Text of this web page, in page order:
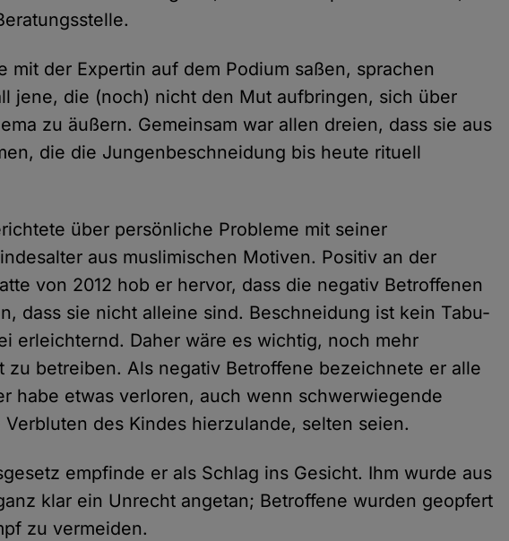
mit der Expertin auf dem Podium saßen, sprachen
jene, die (noch) nicht den Mut aufbringen, sich über
zu äußern. Gemeinsam war allen dreien, dass sie aus
die die Jungenbeschneidung bis heute rituell
über persönliche Probleme mit seiner
aus muslimischen Motiven. Positiv an der
von 2012 hob er hervor, dass die negativ Betroffenen
dass sie nicht alleine sind. Beschneidung ist kein Tabu-
erleichternd. Daher wäre es wichtig, noch mehr
zu betreiben. Als negativ Betroffene bezeichnete er alle
habe etwas verloren, auch wenn schwerwiegende
des Kindes hierzulande, selten seien.
empfinde er als Schlag ins Gesicht. Ihm wurde aus
klar ein Unrecht angetan; Betroffene wurden geopfert
zu vermeiden.